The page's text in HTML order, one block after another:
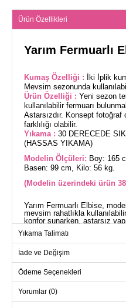
Ürün Özellikleri
Yarım Fermuarlı
Kumaş Özelliği :
İki İplik
Mevsim sezonunda
Ürün Özelliği : Yeni sezon
kullanılabilir fermuarı
Astarsızdır. Konsept
farklılığı olabilir.
Yıkama : 30 DERECEDE
(HASSAS YIKAMA)
Modelin Ölçüleri: Boy: 165
Basen: 99 cm, Kilo: 56 kg.
(Modelin üzerindeki ürün
Yarım Fermuarlı Elbise,
mevsim rahatlıkla
konfor sunarken, astarsız
derecede hassas yıkama ile
tesettür giyimine uygun olup,
korumanızı sağlar. Modelin
etmektedir.
ELBİSE
(CM)
Beden
Yıkama Talimatı
İade ve Değişim
Ödeme Seçenekleri
Yorumlar (0)